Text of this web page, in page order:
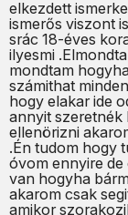
elkezdett
ismerős viszont
srác 18-éves
ilyesmi
mondtam
számithat
hogy elakar ide
annyit szeretnék
ellenörizni
.Én tudom hogy
óvom ennyire
van hogyha
akarom csak
amikor